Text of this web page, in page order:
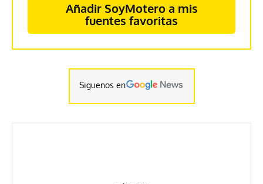
Añadir SoyMotero a mis
fuentes favoritas
Siguenos en